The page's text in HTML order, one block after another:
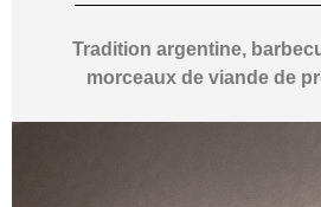
Tradition argentine,
morceaux de viande de